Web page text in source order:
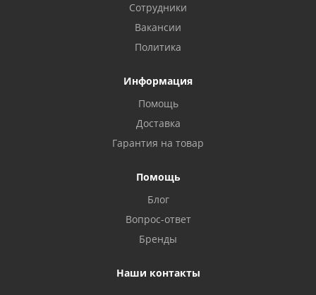
Сотрудники
Вакансии
Политика
Информация
Помощь
Доставка
Гарантия на товар
Помощь
Блог
Вопрос-ответ
Бренды
Наши контакты